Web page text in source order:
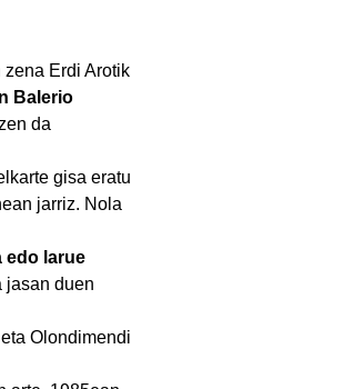
Erdi Arotik
Balerio
da
gisa eratu
jarriz. Nola
edo larue
jasan duen
Olondimendi